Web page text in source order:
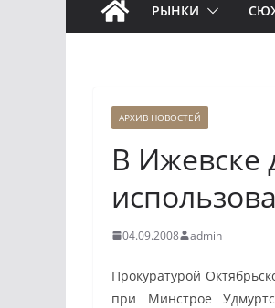
РЫНКИ
АРХИВ НОВОСТЕЙ
В Ижевске
04.09.2008 admin
Прокуратурой
при Минстрое